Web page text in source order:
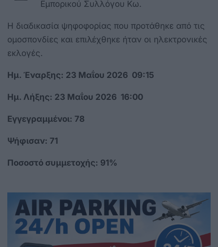
Εμπορικού Συλλόγου Κω.
Η διαδικασία ψηφοφορίας που προτάθηκε από τις
ομοσπονδίες και επιλέχθηκε ήταν οι ηλεκτρονικές
εκλογές.
Ημ. Έναρξης: 23 Μαΐου 2026 09:15
Hμ. Λήξης: 23 Μαΐου 2026 16:00
Εγγεγραμμένοι: 78
Ψήφισαν: 71
Ποσοστό συμμετοχής: 91%